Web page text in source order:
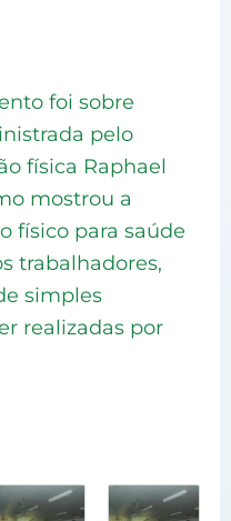
foi sobre
pelo
física Raphael
mostrou a
físico para saúde
trabalhadores,
simples
realizadas por